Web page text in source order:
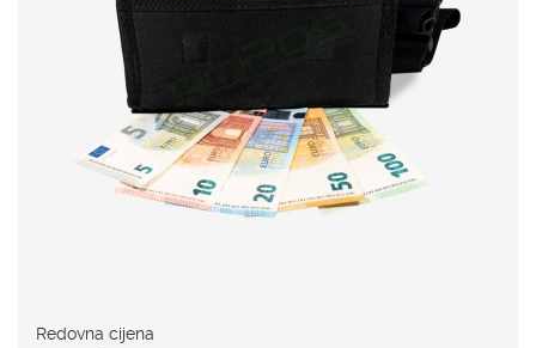
Redovna cijena